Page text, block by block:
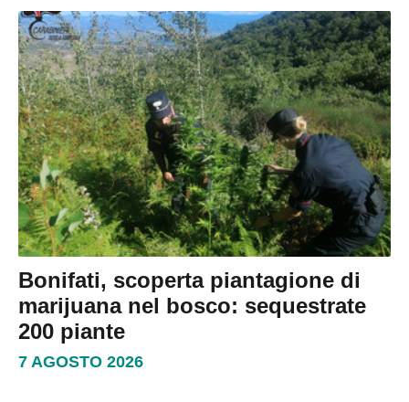
Bonifati, scoperta piantagione di
marijuana nel bosco: sequestrate
200 piante
7 AGOSTO 2026